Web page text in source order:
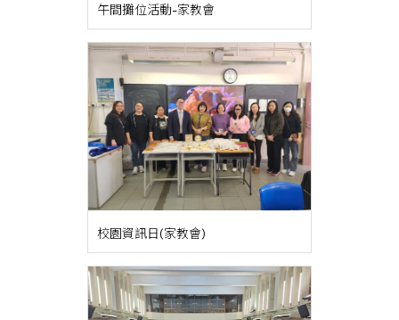
午間攤位活動-家教會
校園資訊日(家教會)